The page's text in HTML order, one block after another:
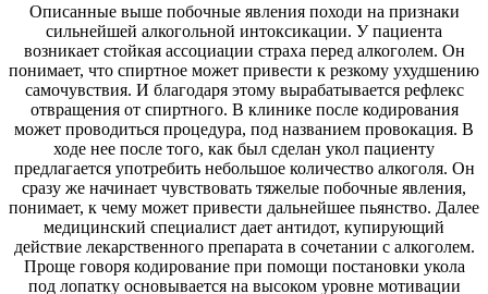
Описанные выше побочные явления походи на признаки
сильнейшей алкогольной интоксикации. У пациента
возникает стойкая ассоциации страха перед алкоголем. Он
понимает, что спиртное может привести к резкому ухудшению
самочувствия. И благодаря этому вырабатывается рефлекс
отвращения от спиртного. В клинике после кодирования
может проводиться процедура, под названием провокация. В
ходе нее после того, как был сделан укол пациенту
предлагается употребить небольшое количество алкоголя. Он
сразу же начинает чувствовать тяжелые побочные явления,
понимает, к чему может привести дальнейшее пьянство. Далее
медицинский специалист дает антидот, купирующий
действие лекарственного препарата в сочетании с алкоголем.
Проще говоря кодирование при помощи постановки укола
под лопатку основывается на высоком уровне мотивации